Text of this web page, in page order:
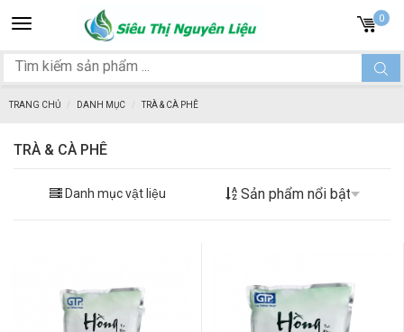
Toggle
navigation
0
TRANG CHỦ DANH MỤC TRÀ & CÀ PHÊ
TRÀ & CÀ PHÊ
Danh mục vật liệu